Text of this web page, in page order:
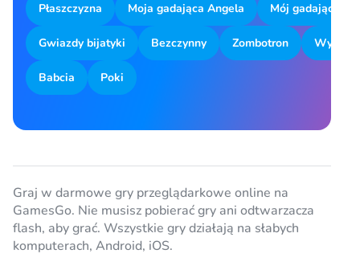
Płaszczyzna Moja gadająca Angela Mój gadający
Gwiazdy bijatyki Bezczynny Zombotron
Babcia Poki
Graj w darmowe gry przeglądarkowe online na
GamesGo. Nie musisz pobierać gry ani odtwarzacza
flash, aby grać. Wszystkie gry działają na słabych
komputerach, Android, iOS.